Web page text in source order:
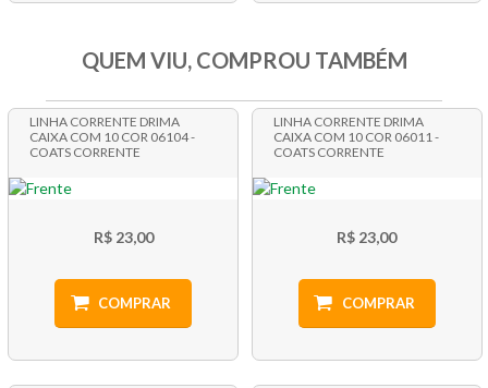
QUEM VIU, COMPROU TAMBÉM
LINHA CORRENTE DRIMA
CAIXA COM 10 COR 06104 -
COATS CORRENTE
R$ 23,00
COMPRAR
LINHA CORRENTE DRIMA
CAIXA COM 10 COR 06011 -
COATS CORRENTE
R$ 23,00
COMPRAR